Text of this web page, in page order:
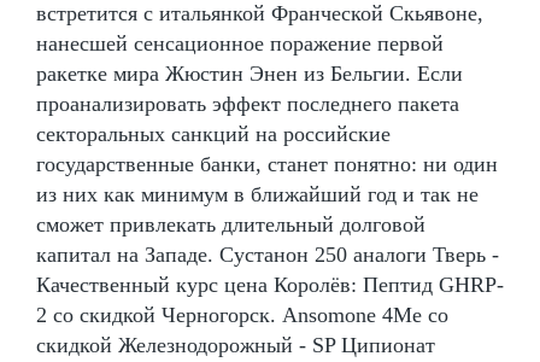
встретится с итальянкой Франческой Скьявоне,
нанесшей сенсационное поражение первой
ракетке мира Жюстин Энен из Бельгии. Если
проанализировать эффект последнего пакета
секторальных санкций на российские
государственные банки, станет понятно: ни один
из них как минимум в ближайший год и так не
сможет привлекать длительный долговой
капитал на Западе. Сустанон 250 аналоги Тверь -
Качественный курс цена Королёв: Пептид GHRP-
2 со скидкой Черногорск. Ansomone 4Me со
скидкой Железнодорожный - SP Ципионат